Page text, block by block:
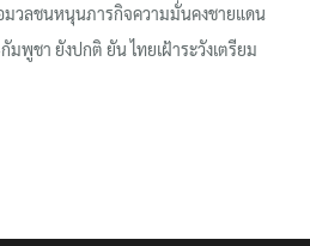
วลชนหนุนภารกิจความมั่นคงชายแดน
พูชา ยังปกติ ยัน ไทยเฝ้าระวังเตรียม